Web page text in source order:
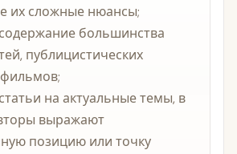
их сложные нюансы;
большинства
публицистических
на актуальные темы, в
выражают
позицию или точку